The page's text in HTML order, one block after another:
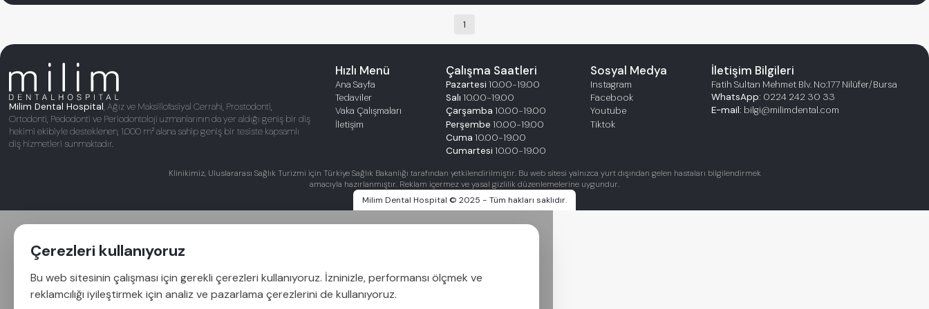
1
Milim Dental Hospital, Ağız ve Maksillofasiyal Cerrahi, Prostodonti,
Ortodonti, Pedodonti ve Periodontoloji uzmanlarının da yer aldığı geniş bir diş
hekimi ekibiyle desteklenen, 1.000 m² alana sahip geniş bir tesiste kapsamlı
diş hizmetleri sunmaktadır.
Hızlı Menü
Ana Sayfa
Tedaviler
Vaka Çalışmaları
İletişim
Çalışma Saatleri
Pazartesi 10.00-19.00
Salı 10.00-19.00
Çarşamba 10.00-19.00
Perşembe 10.00-19.00
Cuma 10.00-19.00
Cumartesi 10.00-19.00
Sosyal Medya
Instagram
Facebook
Youtube
Tiktok
İletişim Bilgileri
Fatih Sultan Mehmet Blv. No:177 Nilüfer/Bursa
WhatsApp: 0224 242 30 33
E-mail: bilgi@milimdental.com
Klinikimiz, Uluslararası Sağlık Turizmi için Türkiye Sağlık Bakanlığı tarafından yetkilendirilmiştir. Bu web sitesi yalnızca yurt dışından gelen hastaları bilgilendirmek
amacıyla hazırlanmıştır. Reklam içermez ve yasal gizlilik düzenlemelerine uygundur.
Milim Dental Hospital © 2025 - Tüm hakları saklıdır.
Çerezleri kullanıyoruz
Bu web sitesinin çalışması için gerekli çerezleri kullanıyoruz. İzninizle, performansı ölçmek ve
reklamcılığı iyileştirmek için analiz ve pazarlama çerezlerini de kullanıyoruz.